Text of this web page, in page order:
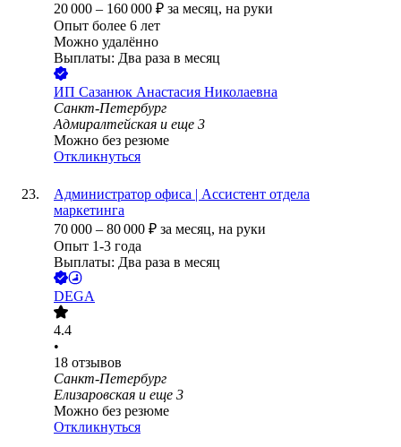
20 000 – 160 000 ₽ за месяц, на руки
Опыт более 6 лет
Можно удалённо
Выплаты: Два раза в месяц
ИП Сазанюк Анастасия Николаевна
Санкт-Петербург
Адмиралтейская и еще 3
Можно без резюме
Откликнуться
Администратор офиса | Ассистент отдела
маркетинга
70 000 – 80 000 ₽ за месяц, на руки
Опыт 1-3 года
Выплаты: Два раза в месяц
DEGA
4.4
•
18 отзывов
Санкт-Петербург
Елизаровская и еще 3
Можно без резюме
Откликнуться